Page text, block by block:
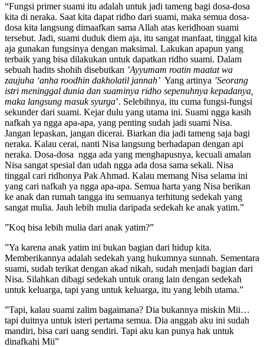
“Fungsi primer suami itu adalah untuk jadi tameng bagi dosa-dosa
kita di neraka. Saat kita dapat ridho dari suami, maka semua dosa-
dosa kita langsung dimaafkan sama Allah atas keridhoan suami
tersebut. Jadi, suami duduk diem aja, itu sangat manfaat, tinggal kita
aja gunakan fungsinya dengan maksimal. Lakukan apapun yang
terbaik yang bisa dilakukan untuk dapatkan ridho suami. Dalam
sebuah hadits shohih disebutkan ’Ayyumam roatin maatat wa
zaujuha ‘anha roodhin dakholatil jannah’ Yang artinya ’Seorang
istri meninggal dunia dan suaminya ridho sepenuhnya kepadanya,
maka langsung masuk syurga’. Selebihnya, itu cuma fungsi-fungsi
sekunder dari suami. Kejar dulu yang utama ini. Suami ngga kasih
nafkah ya ngga apa-apa, yang penting sudah jadi suami Nisa.
Jangan lepaskan, jangan dicerai. Biarkan dia jadi tameng saja bagi
neraka. Kalau cerai, nanti Nisa langsung berhadapan dengan api
neraka. Dosa-dosa ngga ada yang menghapusnya, kecuali amalan
Nisa sangat spesial dan udah ngga ada dosa sama sekali. Nisa
tinggal cari ridhonya Pak Ahmad. Kalau memang Nisa selama ini
yang cari nafkah ya ngga apa-apa. Semua harta yang Nisa berikan
ke anak dan rumah tangga itu semuanya terhitung sedekah yang
sangat mulia. Jauh lebih mulia daripada sedekah ke anak yatim.”
”Koq bisa lebih mulia dari anak yatim?”
”Ya karena anak yatim ini bukan bagian dari hidup kita.
Memberikannya adalah sedekah yang hukumnya sunnah. Sementara
suami, sudah terikat dengan akad nikah, sudah menjadi bagian dari
Nisa. Silahkan dibagi sedekah untuk orang lain dengan sedekah
untuk keluarga, tapi yang untuk keluarga, itu yang lebih utama.”
”Tapi, kalau suami zalim bagaimana? Dia bukannya miskin Mii…
tapi duitnya untuk isteri pertama semua. Dia anggab aku ini sudah
mandiri, bisa cari uang sendiri. Tapi aku kan punya hak untuk
dinafkahi Mii”